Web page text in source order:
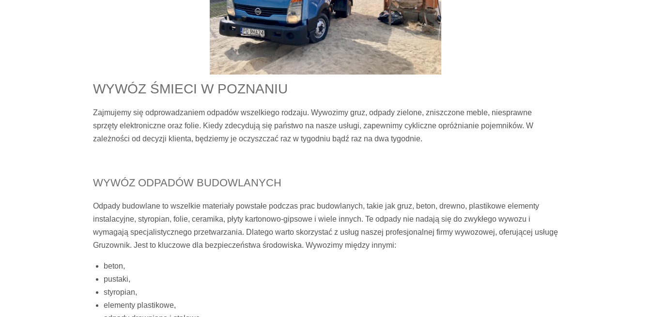
WYWÓZ ŚMIECI W POZNANIU
Zajmujemy się odprowadzaniem odpadów wszelkiego rodzaju. Wywozimy gruz, odpady zielone, zniszczone meble, niesprawne
sprzęty elektroniczne oraz folie. Kiedy zdecydują się państwo na nasze usługi, zapewnimy cykliczne opróżnianie pojemników. W
zależności od decyzji klienta, będziemy je oczyszczać raz w tygodniu bądź raz na dwa tygodnie.
WYWÓZ ODPADÓW BUDOWLANYCH
Odpady budowlane to wszelkie materiały powstałe podczas prac budowlanych, takie jak gruz, beton, drewno, plastikowe elementy
instalacyjne, styropian, folie, ceramika, płyty kartonowo-gipsowe i wiele innych. Te odpady nie nadają się do zwykłego wywozu i
wymagają specjalistycznego przetwarzania. Dlatego warto skorzystać z usług naszej profesjonalnej firmy wywozowej, oferującej usługę
Gruzownik. Jest to kluczowe dla bezpieczeństwa środowiska. Wywozimy między innymi:
beton,
pustaki,
styropian,
elementy plastikowe,